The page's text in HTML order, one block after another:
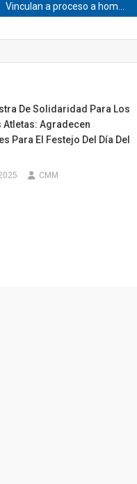
De Solidaridad Para Los
Atletas: Agradecen
Para El Festejo Del Día Del
CMM